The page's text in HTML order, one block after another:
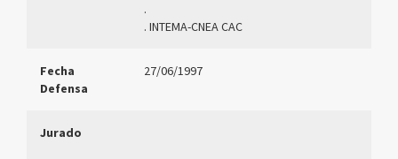
.
. INTEMA-CNEA CAC
Fecha
Defensa
27/06/1997
Jurado